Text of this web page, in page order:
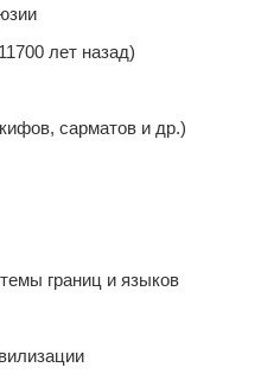
лет назад)
сарматов и др.)
границ и языков